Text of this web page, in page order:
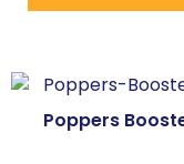
Poppers